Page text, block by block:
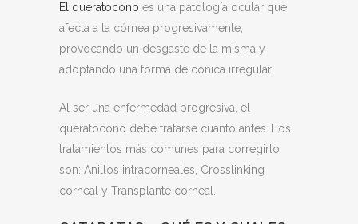
El queratocono es una patología ocular que
afecta a la córnea progresivamente,
provocando un desgaste de la misma y
adoptando una forma de cónica irregular.
Al ser una enfermedad progresiva, el
queratocono debe tratarse cuanto antes. Los
tratamientos más comunes para corregirlo
son: Anillos intracorneales, Crosslinking
corneal y Transplante corneal.